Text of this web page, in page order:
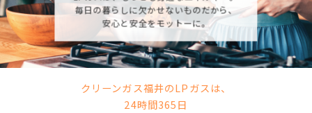
毎日の暮らしに欠かせないものだから、
安心と安全をモットーに。
クリーンガス福井のLPガスは、
24時間365日